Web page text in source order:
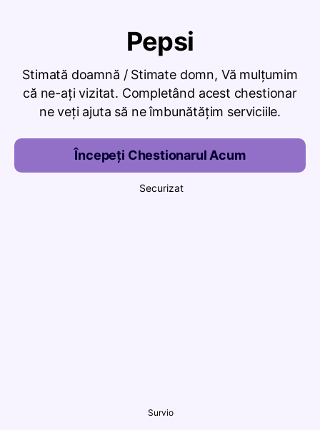
Pepsi
Stimată doamnă / Stimate domn, Vă mulțumim
că ne-ați vizitat. Completând acest chestionar
ne veți ajuta să ne îmbunătățim serviciile.
Începeți Chestionarul Acum
Securizat
Survio